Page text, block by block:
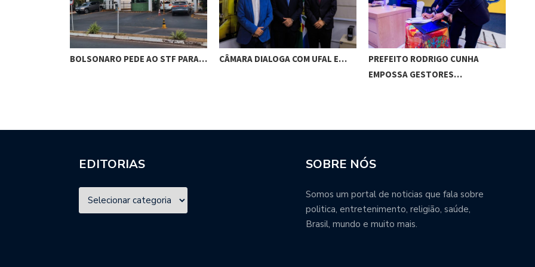
BOLSONARO PEDE AO STF PARA… CÂMARA DIALOGA COM UFAL E…
PREFEITO RODRIGO CUNHA
EMPOSSA GESTORES…
EDITORIAS SOBRE NÓS
Somos um portal de noticias que fala sobre
politica, entretenimento, religião, saúde,
Brasil, mundo e muito mais.